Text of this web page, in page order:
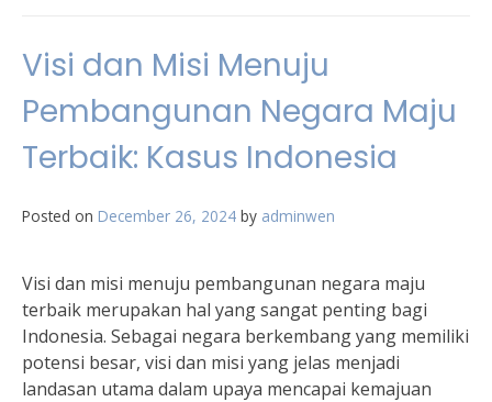
Visi dan Misi Menuju
Pembangunan Negara Maju
Terbaik: Kasus Indonesia
Posted on December 26, 2024 by adminwen
Visi dan misi menuju pembangunan negara maju
terbaik merupakan hal yang sangat penting bagi
Indonesia. Sebagai negara berkembang yang memiliki
potensi besar, visi dan misi yang jelas menjadi
landasan utama dalam upaya mencapai kemajuan